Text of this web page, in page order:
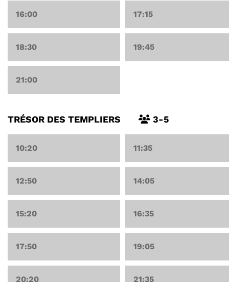
16:00 17:15
18:30 19:45
21:00
TRÉSOR DES TEMPLIERS 3-5
10:20 11:35
12:50 14:05
15:20 16:35
17:50 19:05
20:20 21:35